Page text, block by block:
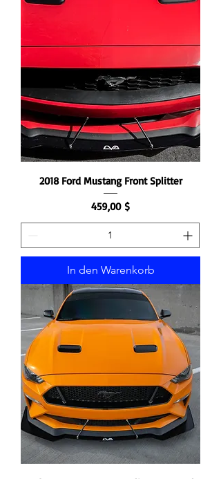
2018 Ford Mustang Front Splitter
Preis
459,00 $
In den Warenkorb